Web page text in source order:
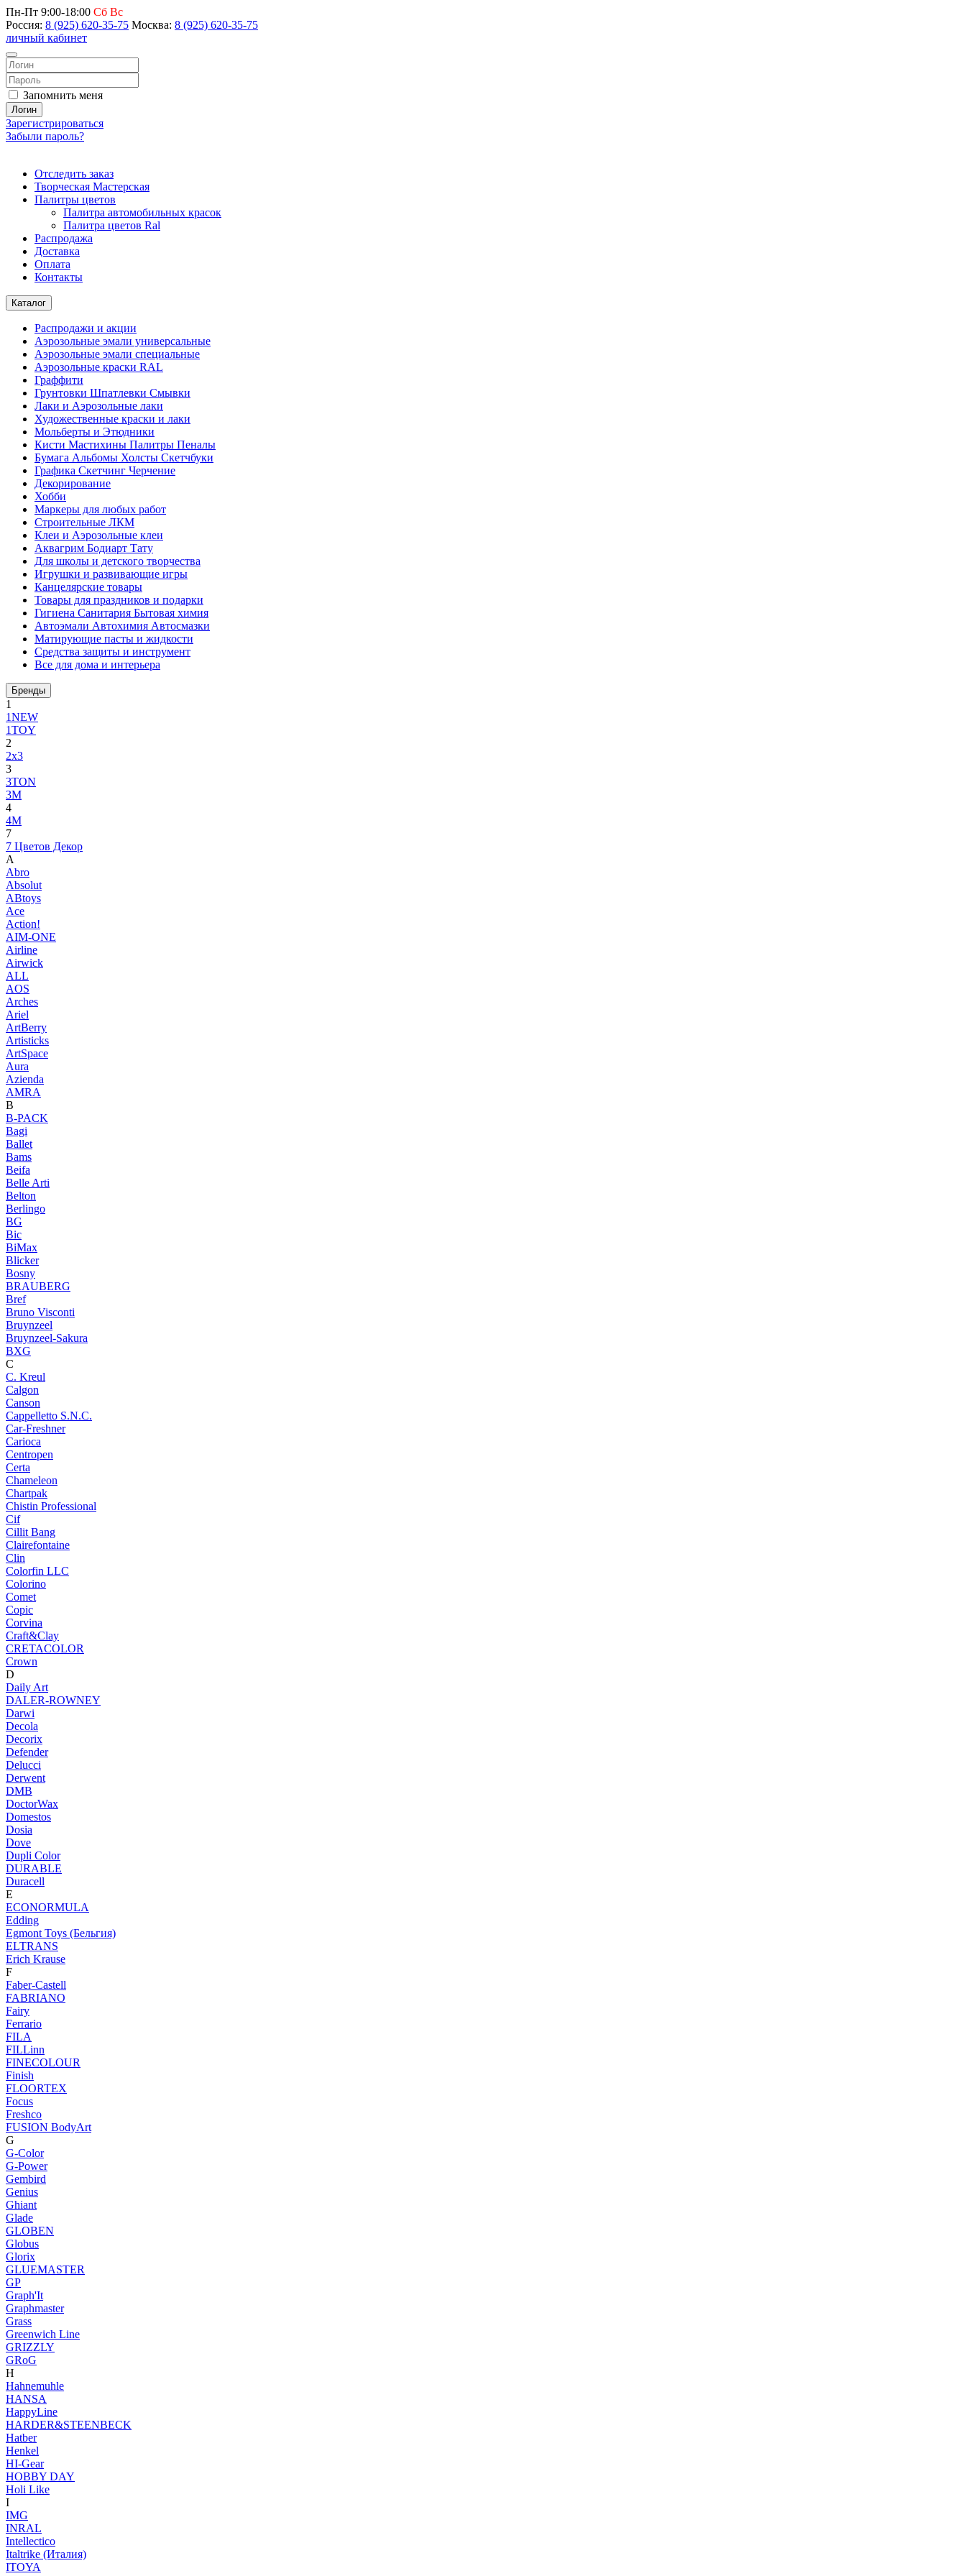
Пн-Пт 9:00-18:00 Сб Вс
Россия: 8 (925) 620-35-75 Москва: 8 (925) 620-35-75
личный кабинет
Запомнить меня
Логин
Зарегистрироваться
Забыли пароль?
Отследить заказ
Творческая Мастерская
Палитры цветов
Палитра автомобильных красок
Палитра цветов Ral
Распродажа
Доставка
Оплата
Контакты
Каталог
Распродажи и акции
Аэрозольные эмали универсальные
Аэрозольные эмали специальные
Аэрозольные краски RAL
Граффити
Грунтовки Шпатлевки Смывки
Лаки и Аэрозольные лаки
Художественные краски и лаки
Мольберты и Этюдники
Кисти Мастихины Палитры Пеналы
Бумага Альбомы Холсты Скетчбуки
Графика Скетчинг Черчение
Декорирование
Хобби
Маркеры для любых работ
Строительные ЛКМ
Клеи и Аэрозольные клеи
Аквагрим Бодиарт Тату
Для школы и детского творчества
Игрушки и развивающие игры
Канцелярские товары
Товары для праздников и подарки
Гигиена Санитария Бытовая химия
Автоэмали Автохимия Автосмазки
Матирующие пасты и жидкости
Средства защиты и инструмент
Все для дома и интерьера
Бренды
1
1NEW
1TOY
2
2x3
3
3TON
3М
4
4M
7
7 Цветов Декор
A
Abro
Absolut
ABtoys
Ace
Action!
AIM-ONE
Airline
Airwick
ALL
AOS
Arches
Ariel
ArtBerry
Artisticks
ArtSpace
Aura
Azienda
AМRA
B
B-PACK
Bagi
Ballet
Bams
Beifa
Belle Arti
Belton
Berlingo
BG
Bic
BiMax
Blicker
Bosny
BRAUBERG
Bref
Bruno Visconti
Bruynzeel
Bruynzeel-Sakura
BXG
C
C. Kreul
Calgon
Canson
Cappelletto S.N.C.
Car-Freshner
Carioca
Centropen
Certa
Chameleon
Chartpak
Chistin Professional
Cif
Cillit Bang
Clairefontaine
Clin
Colorfin LLC
Colorino
Comet
Copic
Corvina
Craft&Clay
CRETACOLOR
Crown
D
Daily Art
DALER-ROWNEY
Darwi
Decola
Decorix
Defender
Delucci
Derwent
DMB
DoctorWax
Domestos
Dosia
Dove
Dupli Color
DURABLE
Duracell
E
ECONORMULA
Edding
Egmont Toys (Бельгия)
ELTRANS
Erich Krause
F
Faber-Castell
FABRIANO
Fairy
Ferrario
FILA
FILLinn
FINECOLOUR
Finish
FLOORTEX
Focus
Freshco
FUSION BodyArt
G
G-Color
G-Power
Gembird
Genius
Ghiant
Glade
GLOBEN
Globus
Glorix
GLUEMASTER
GP
Graph'It
Graphmaster
Grass
Greenwich Line
GRIZZLY
GRoG
H
Hahnemuhle
HANSA
HappyLine
HARDER&STEENBECK
Hatber
Henkel
HI-Gear
HOBBY DAY
Holi Like
I
IMG
INRAL
Intellectico
Italtrike (Италия)
ITOYA